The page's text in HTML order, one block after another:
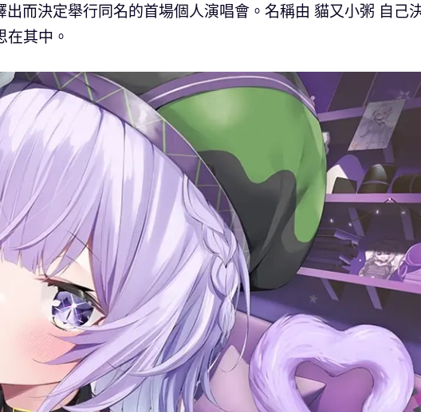
出而決定舉行同名的首場個人演唱會。名稱由 貓又小粥 自己
其中。